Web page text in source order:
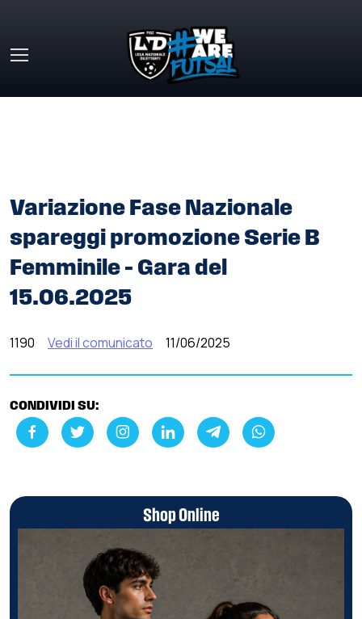
Variazione Fase Nazionale
spareggi promozione Serie B
Femminile – Gara del
15.06.2025
1190 Vedi il comunicato 11/06/2025
CONDIVIDI SU:
Shop Online